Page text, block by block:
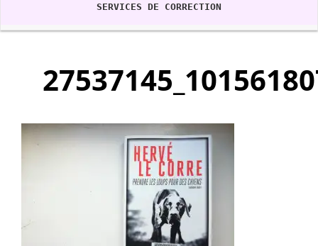
SERVICES DE CORRECTION